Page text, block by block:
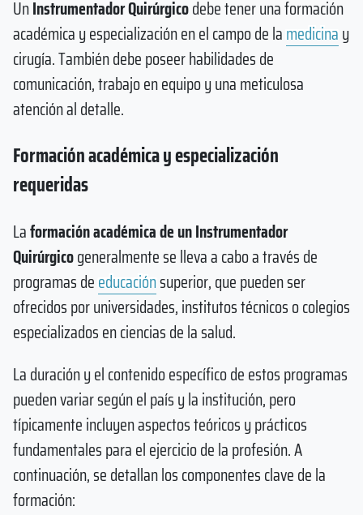
UnInstrumentador Quirúrgicodebe tener una formación
académica y especialización en el campo de lamedicinay
cirugía. También debe poseer habilidades de
comunicación, trabajo en equipo y una meticulosa
atención al detalle.
Formación académica y especialización
requeridas
Laformación académica de un Instrumentador
Quirúrgicogeneralmente se lleva a cabo a través de
programas deeducaciónsuperior, que pueden ser
ofrecidos por universidades, institutos técnicos o colegios
especializados en ciencias de la salud.
La duración y el contenido específico de estos programas
pueden variar según el país y la institución, pero
típicamente incluyen aspectos teóricos y prácticos
fundamentales para el ejercicio de la profesión. A
continuación, se detallan los componentes clave de la
formación: